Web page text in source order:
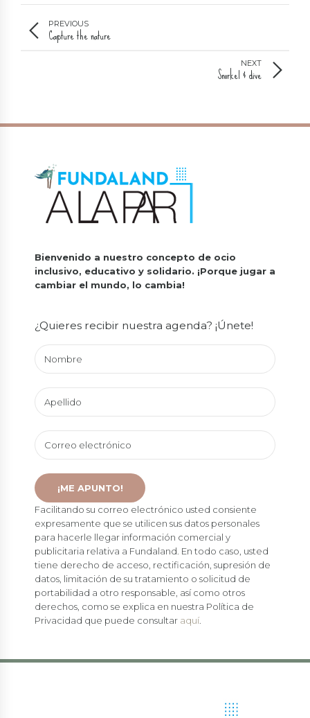
PREVIOUS
Capture the nature
NEXT
Snorkel & dive
Bienvenido a nuestro concepto de ocio
inclusivo, educativo y solidario. ¡Porque jugar a
cambiar el mundo, lo cambia!
¿Quieres recibir nuestra agenda? ¡Únete!
Facilitando su correo electrónico usted consiente
expresamente que se utilicen sus datos personales
para hacerle llegar información comercial y
publicitaria relativa a Fundaland. En todo caso, usted
tiene derecho de acceso, rectificación, supresión de
datos, limitación de su tratamiento o solicitud de
portabilidad a otro responsable, así como otros
derechos, como se explica en nuestra Política de
Privacidad que puede consultar aquí.